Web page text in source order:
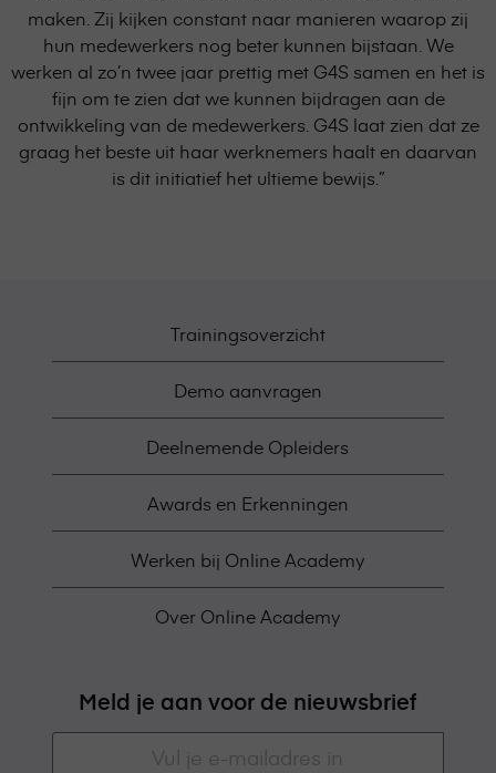
maken. Zij kijken constant naar manieren waarop zij
hun medewerkers nog beter kunnen bijstaan. We
werken al zo’n twee jaar prettig met G4S samen en het is
fijn om te zien dat we kunnen bijdragen aan de
ontwikkeling van de medewerkers. G4S laat zien dat ze
graag het beste uit haar werknemers haalt en daarvan
is dit initiatief het ultieme bewijs.”
Trainingsoverzicht
Demo aanvragen
Deelnemende Opleiders
Awards en Erkenningen
Werken bij Online Academy
Over Online Academy
Meld je aan voor de nieuwsbrief
*